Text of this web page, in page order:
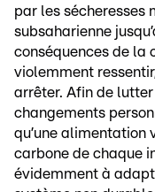
par les sécheresses
subsaharienne
conséquences de la
violemment
arrêter. Afin de
changements
qu’une alimentation
carbone de chaque
évidemment à